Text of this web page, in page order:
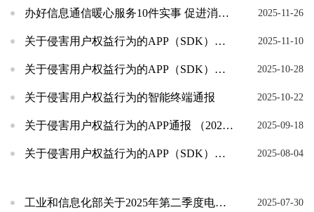
办好信息通信暖心服务10件实事 促进消费环境优化提升 2025-11-26
关于侵害用户权益行为的APP（SDK）通报 （2025年第7批，总第52批） 2025-11-10
关于侵害用户权益行为的APP（SDK）通报 （2025年第6批，总第51批） 2025-10-28
关于侵害用户权益行为的智能终端通报 2025-10-22
关于侵害用户权益行为的APP通报 （2025年第5批，总第50批） 2025-09-18
关于侵害用户权益行为的APP（SDK）通报 （2025年第4批，总第49批） 2025-08-04
工业和信息化部关于2025年第二季度电信服务质量的通告 2025-07-30